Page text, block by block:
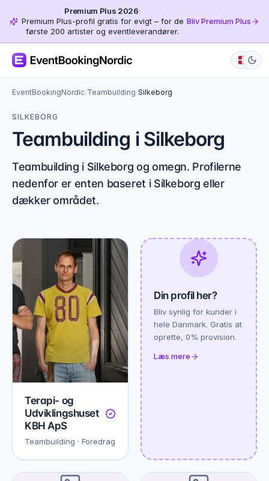
Premium Plus 2026·
Premium Plus-profil gratis for evigt – for de
første 200 artister og eventleverandører.
Bliv Premium Plus
EventBookingNordic/Teambuilding/Silkeborg
SILKEBORG
Teambuilding i Silkeborg
Teambuilding i Silkeborg og omegn. Profilerne
nedenfor er enten baseret i Silkeborg eller
dækker området.
Terapi- og
Udviklingshuset
KBH ApS
Teambuilding · Foredrag
Din profil her?
Bliv synlig for kunder i
hele Danmark. Gratis at
oprette, 0% provision.
Læs mere